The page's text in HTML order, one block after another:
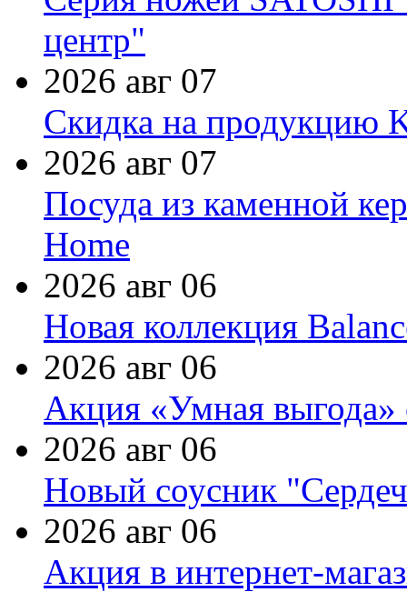
центр"
2026 авг 07
Скидка на продукцию
2026 авг 07
Посуда из каменной
Home
2026 авг 06
Новая коллекция
2026 авг 06
Акция «Умная выгода»
2026 авг 06
Новый соусник
2026 авг 06
Акция в интернет-